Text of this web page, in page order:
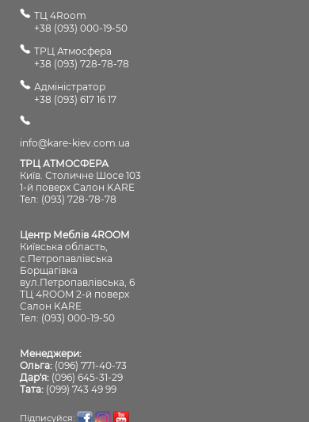
ТЦ 4Room
+38 (093) 000-19-50
ТРЦ Атмосфера
+38 (093) 728-78-78
Адміністратор
+38 (093) 617 16 17
info@kare-kiev.com.ua
ТРЦ АТМОСФЕРА
Київ. Столичне Шосе 103
1-й поверх Салон KARE
Тел: (093) 728-78-78
Центр Меблів 4ROOM
Київська область,
с.Петропавлівська
Борщагівка
вул.Петропавлівська, 6
ТЦ 4ROOM 2-й поверх
Салон KARE
Тел: (093) 000-19-50
Менеджери:
Ольга: (096) 771-40-73
Дар'я: (096) 645-31-29
Тата: (099) 743 49 99
Підписуйся: